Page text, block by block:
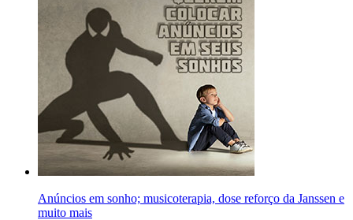
Anúncios em sonho; musicoterapia, dose reforço da Janssen e
muito mais